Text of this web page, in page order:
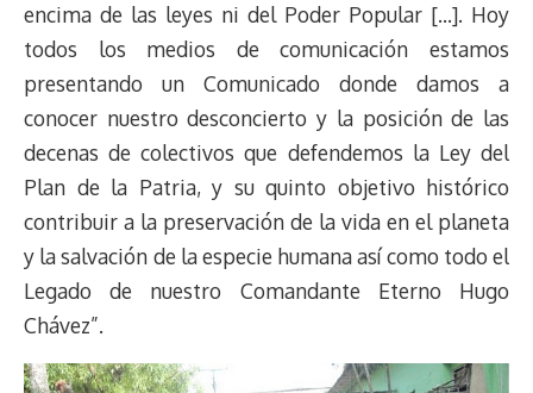
encima de las leyes ni del Poder Popular […]. Hoy
todos los medios de comunicación estamos
presentando un Comunicado donde damos a
conocer nuestro desconcierto y la posición de las
decenas de colectivos que defendemos la Ley del
Plan de la Patria, y su quinto objetivo histórico
contribuir a la preservación de la vida en el planeta
y la salvación de la especie humana así como todo el
Legado de nuestro Comandante Eterno Hugo
Chávez”.